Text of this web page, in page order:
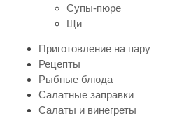
Супы-пюре
Щи
Приготовление на пару
Рецепты
Рыбные блюда
Салатные заправки
Салаты и винегреты